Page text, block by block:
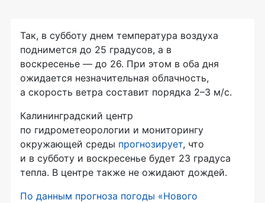
Так, в субботу днем температура воздуха
поднимется до 25 градусов, а в
воскресенье — до 26. При этом в оба дня
ожидается незначительная облачность,
а скорость ветра составит порядка 2–3 м/с.
Калининградский центр
по гидрометеорологии и мониторингу
окружающей среды прогнозирует, что
и в субботу и воскресенье будет 23 градуса
тепла. В центре также не ожидают дождей.
По данным прогноза погоды «Нового